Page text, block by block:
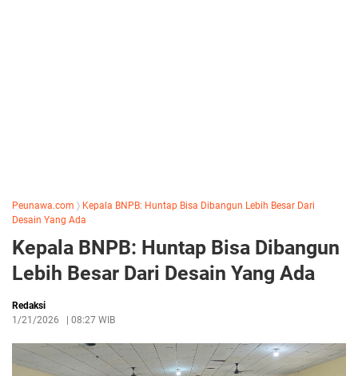
Peunawa.com 〉 Kepala BNPB: Huntap Bisa Dibangun Lebih Besar Dari
Desain Yang Ada
Kepala BNPB: Huntap Bisa Dibangun
Lebih Besar Dari Desain Yang Ada
Redaksi
1/21/2026
08:27 WIB